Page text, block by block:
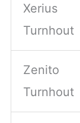
Xerius
Turnhout
Zenito
Turnhout